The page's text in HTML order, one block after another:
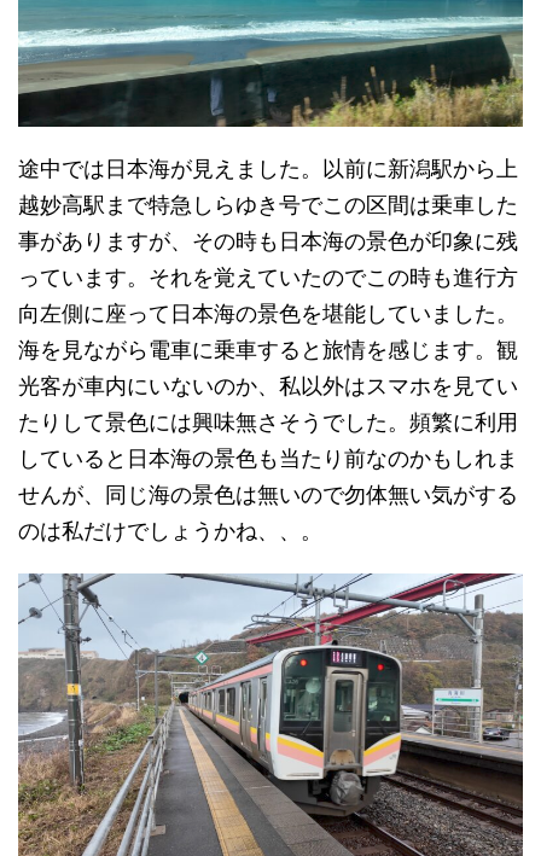
途中では日本海が見えました。以前に新潟駅から上
越妙高駅まで特急しらゆき号でこの区間は乗車した
事がありますが、その時も日本海の景色が印象に残
っています。それを覚えていたのでこの時も進行方
向左側に座って日本海の景色を堪能していました。
海を見ながら電車に乗車すると旅情を感じます。観
光客が車内にいないのか、私以外はスマホを見てい
たりして景色には興味無さそうでした。頻繁に利用
していると日本海の景色も当たり前なのかもしれま
せんが、同じ海の景色は無いので勿体無い気がする
のは私だけでしょうかね、、。